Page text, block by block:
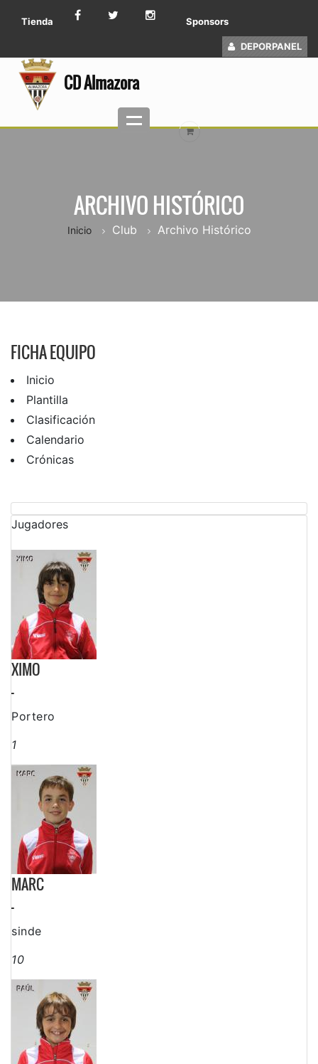
Tienda Sponsors
DEPORPANEL
CD Almazora
ARCHIVO HISTÓRICO
Inicio Club Archivo Histórico
FICHA EQUIPO
Inicio
Plantilla
Clasificación
Calendario
Crónicas
Jugadores
XIMO
-
Portero
1
MARC
-
sinde
10